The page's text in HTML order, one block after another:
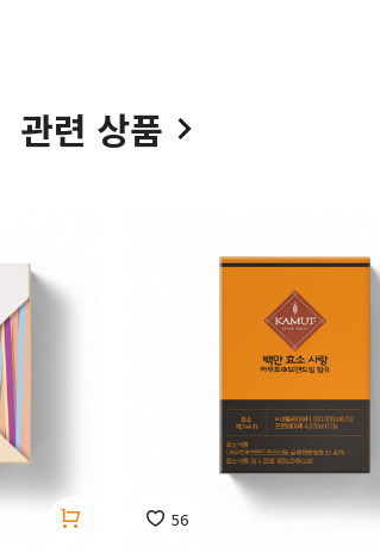
관련 상품
56